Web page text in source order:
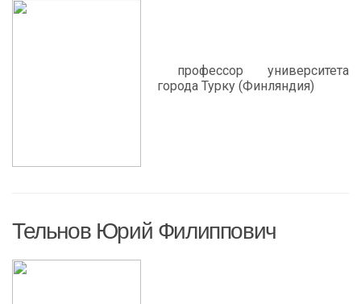
профессор университета
города Турку (Финляндия)
Тельнов Юрий Филиппович